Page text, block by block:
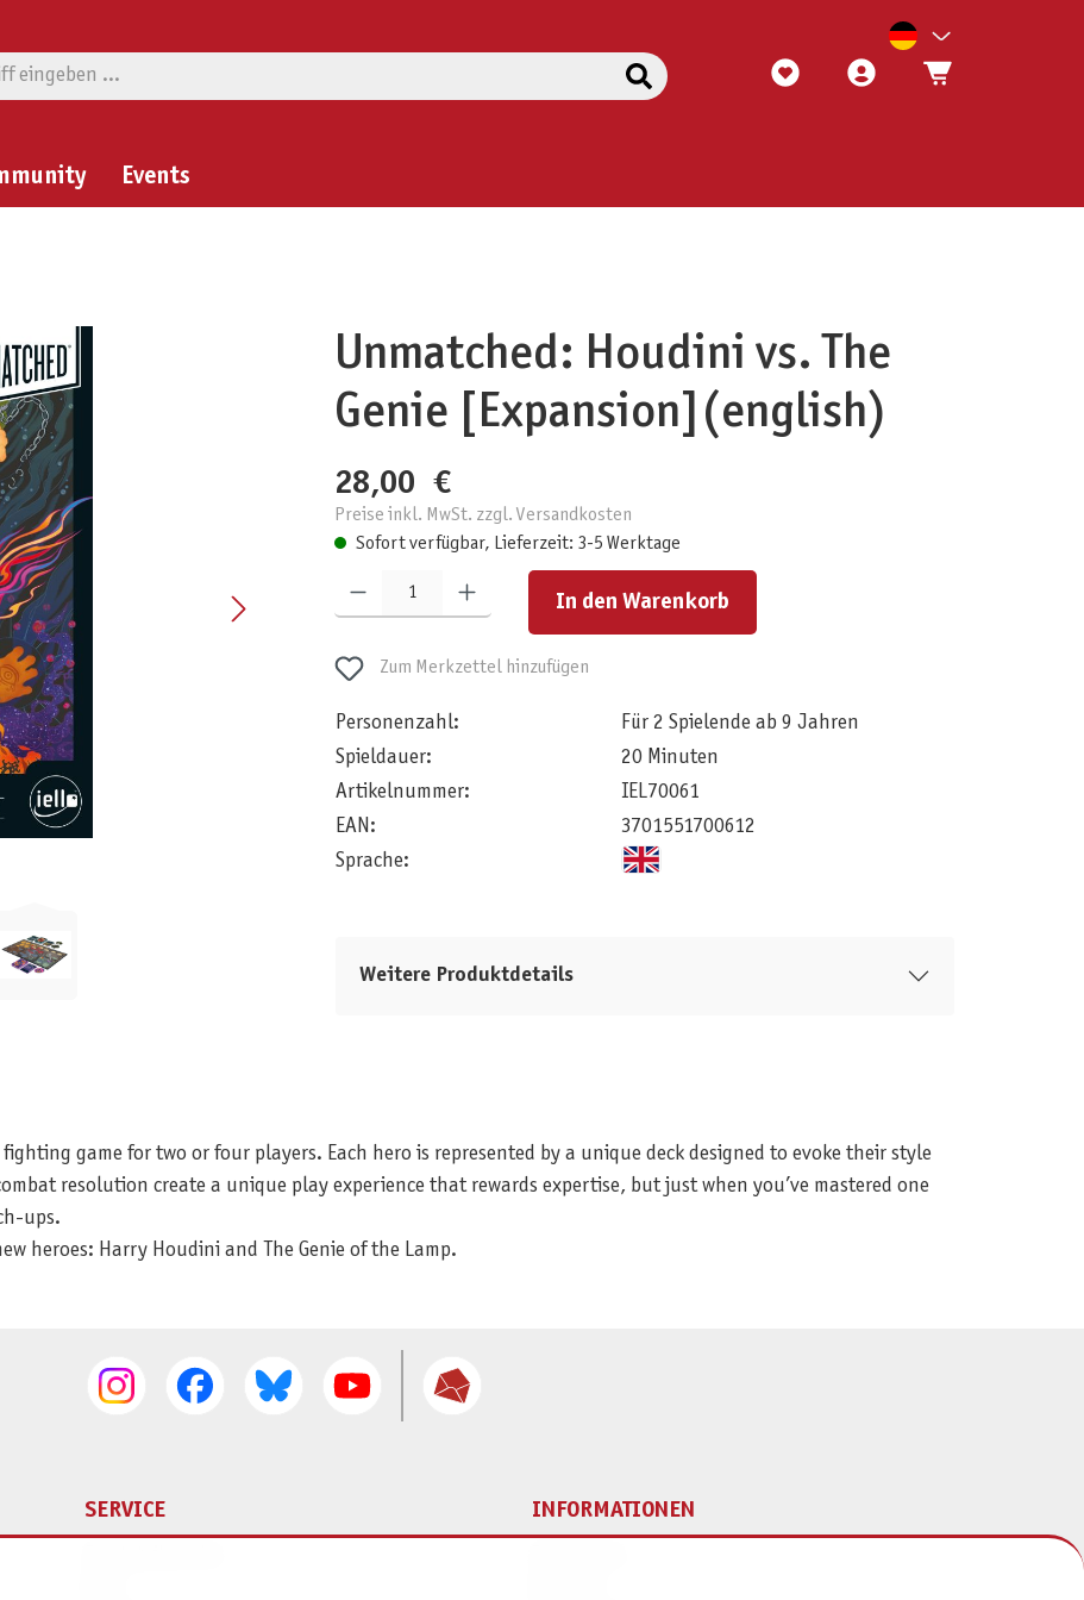
Events
Unmatched: Houdini vs. The
Genie [Expansion](english)
28,00 €
Preise inkl. MwSt. zzgl. Versandkosten
Sofort verfügbar, Lieferzeit: 3-5 Werktage
Produkt Anzahl: Gib den gewünschten Wert ein oder benutze die Schaltflächen um die Anzahl zu erhöhen oder zu reduzieren.
In den Warenkorb
Zum Merkzettel hinzufügen
Personenzahl:
Für 2 Spielende ab 9 Jahren
Spieldauer:
20 Minuten
Artikelnummer:
IEL70061
EAN:
3701551700612
Sprache:
Weitere Produktdetails
game for two or four players. Each hero is represented by a unique deck designed to evoke their style
resolution create a unique play experience that rewards expertise, but just when you’ve mastered one
ups.
heroes: Harry Houdini and The Genie of the Lamp.
SERVICE INFORMATIONEN